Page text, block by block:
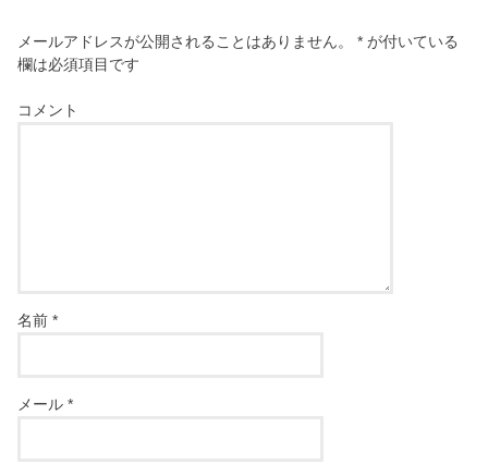
メールアドレスが公開されることはありません。 * が付いている
欄は必須項目です
コメント
名前*
メール*